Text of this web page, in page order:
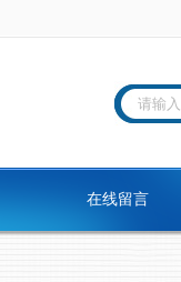
在线留言